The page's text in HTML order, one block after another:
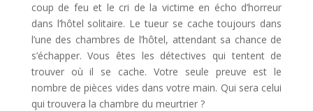
coup de feu et le cri de la victime en écho d’horreur
dans l’hôtel solitaire. Le tueur se cache toujours dans
l’une des chambres de l’hôtel, attendant sa chance de
s’échapper. Vous êtes les détectives qui tentent de
trouver où il se cache. Votre seule preuve est le
nombre de pièces vides dans votre main. Qui sera celui
qui trouvera la chambre du meurtrier ?